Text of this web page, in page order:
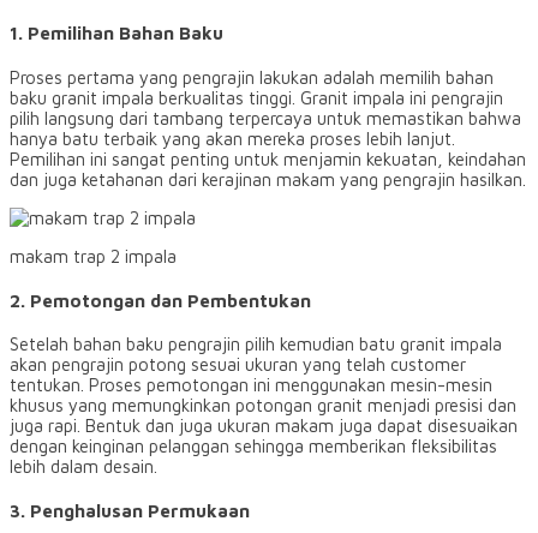
1. Pemilihan Bahan Baku
Proses pertama yang pengrajin lakukan adalah memilih bahan
baku granit impala berkualitas tinggi. Granit impala ini pengrajin
pilih langsung dari tambang terpercaya untuk memastikan bahwa
hanya batu terbaik yang akan mereka proses lebih lanjut.
Pemilihan ini sangat penting untuk menjamin kekuatan, keindahan
dan juga ketahanan dari kerajinan makam yang pengrajin hasilkan.
makam trap 2 impala
2. Pemotongan dan Pembentukan
Setelah bahan baku pengrajin pilih kemudian batu granit impala
akan pengrajin potong sesuai ukuran yang telah customer
tentukan. Proses pemotongan ini menggunakan mesin-mesin
khusus yang memungkinkan potongan granit menjadi presisi dan
juga rapi. Bentuk dan juga ukuran makam juga dapat disesuaikan
dengan keinginan pelanggan sehingga memberikan fleksibilitas
lebih dalam desain.
3. Penghalusan Permukaan